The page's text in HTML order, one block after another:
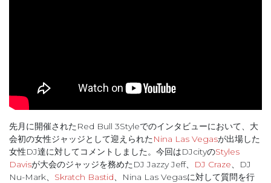
先月に開催されたRed Bull 3Styleでのインタビューにおいて、大
会初の女性ジャッジとして迎えられたNina Las Vegasが出場した
女性DJ達に対してコメントしました。今回はDJcityのStyles
Davisが大会のジャッジを務めたDJ Jazzy Jeff、 DJ Craze 、DJ
Nu-Mark、 Skratch Bastid 、Nina Las Vegasに対して質問を行